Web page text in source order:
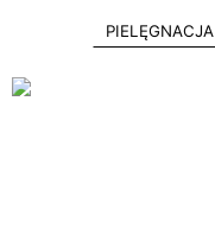
PIELĘGNACJA